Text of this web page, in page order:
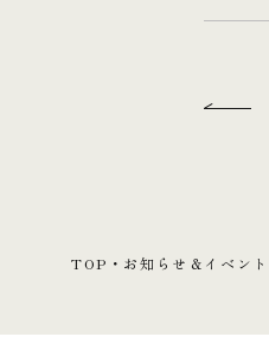
TOP ・ お知らせ＆イベント